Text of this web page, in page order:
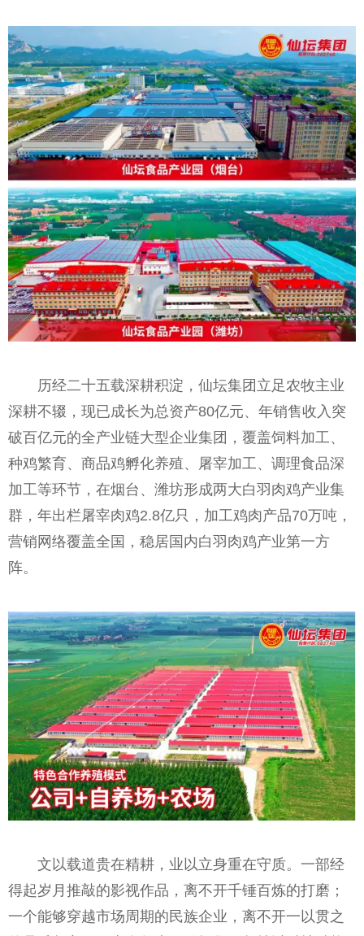
历经二十五载深耕积淀，仙坛集团立足农牧主业
深耕不辍，现已成长为总资产80亿元、年销售收入突
破百亿元的全产业链大型企业集团，覆盖饲料加工、
种鸡繁育、商品鸡孵化养殖、屠宰加工、调理食品深
加工等环节，在烟台、潍坊形成两大白羽肉鸡产业集
群，年出栏屠宰肉鸡2.8亿只，加工鸡肉产品70万吨，
营销网络覆盖全国，稳居国内白羽肉鸡产业第一方
阵。
文以载道贵在精耕，业以立身重在守质。一部经
得起岁月推敲的影视作品，离不开千锤百炼的打磨；
一个能够穿越市场周期的民族企业，离不开一以贯之